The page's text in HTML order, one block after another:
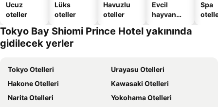
Ucuz
oteller
Lüks
oteller
Havuzlu
oteller
Evcil
hayvan
oteller
Spa
Tokyo Bay Shiomi Prince Hotel yakınında
gidilecek yerler
Tokyo Otelleri
Urayasu Otelleri
Hakone Otelleri
Kawasaki Otelleri
Narita Otelleri
Yokohama Otelleri